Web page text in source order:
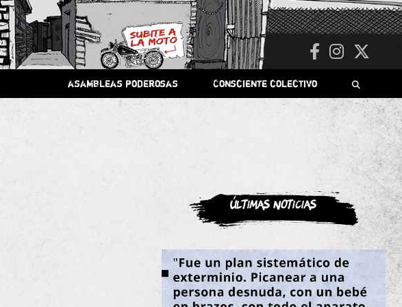
asambleas poderosas Consciente colectivo
Últimas noticias